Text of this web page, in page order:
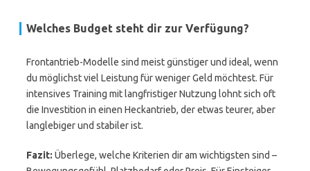
Welches Budget steht dir zur Verfügung?
Frontantrieb-Modelle sind meist günstiger und ideal, wenn
du möglichst viel Leistung für weniger Geld möchtest. Für
intensives Training mit langfristiger Nutzung lohnt sich oft
die Investition in einen Heckantrieb, der etwas teurer, aber
langlebiger und stabiler ist.
Fazit: Überlege, welche Kriterien dir am wichtigsten sind –